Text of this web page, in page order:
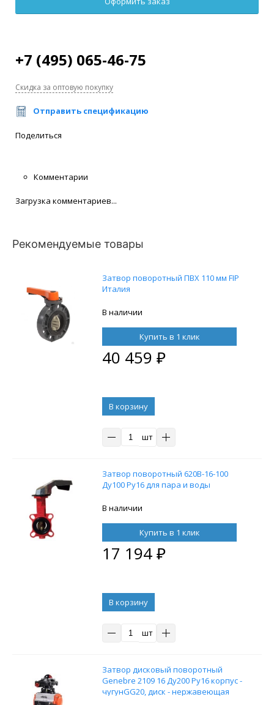
+7 (495) 065-46-75
Скидка за оптовую покупку
Отправить спецификацию
Поделиться
Комментарии
Загрузка комментариев...
Рекомендуемые товары
Затвор поворотный ПВХ 110 мм FIP
Италия
В наличии
Купить в 1 клик
40 459 ₽
В корзину
шт
Затвор поворотный 620B-16-100
Ду100 Ру16 для пара и воды
В наличии
Купить в 1 клик
17 194₽
В корзину
шт
Затвор дисковый поворотный
Genebre 2109 16 Ду200 Ру16 корпус -
чугунGG20, диск - нержавеющая